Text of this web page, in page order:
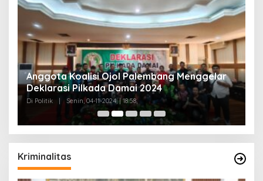
Anggota Koalisi Ojol Palembang Menggelar
Deklarasi Pilkada Damai 2024
Di Politik | Senin, 04-11-2024, | 18:58,
Kriminalitas